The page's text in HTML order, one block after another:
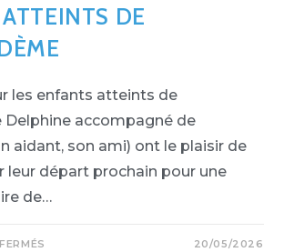
DE
les enfants atteints de
accompagné de
aidant, son ami) ont le plaisir de
leur départ prochain pour une
de…
20/05/2026